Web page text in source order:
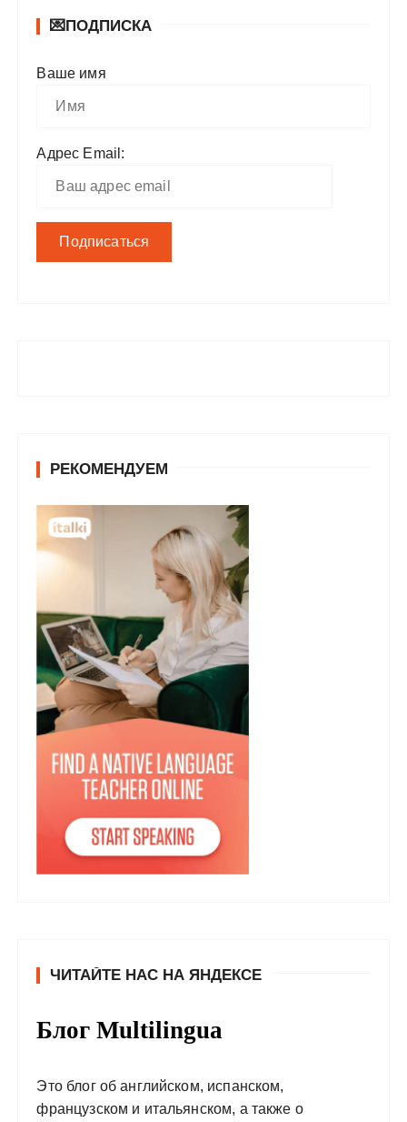
💌ПОДПИСКА
Ваше имя
Адрес Email:
РЕКОМЕНДУЕМ
ЧИТАЙТЕ НАС НА ЯНДЕКСЕ
Блог Multilingua
Это блог об английском, испанском,
французском и итальянском, а также о